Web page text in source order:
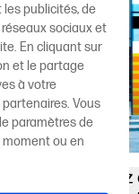
publicités, de
sociaux et
En cliquant sur
et le partage
à votre
Vous
paramètres de
ou en